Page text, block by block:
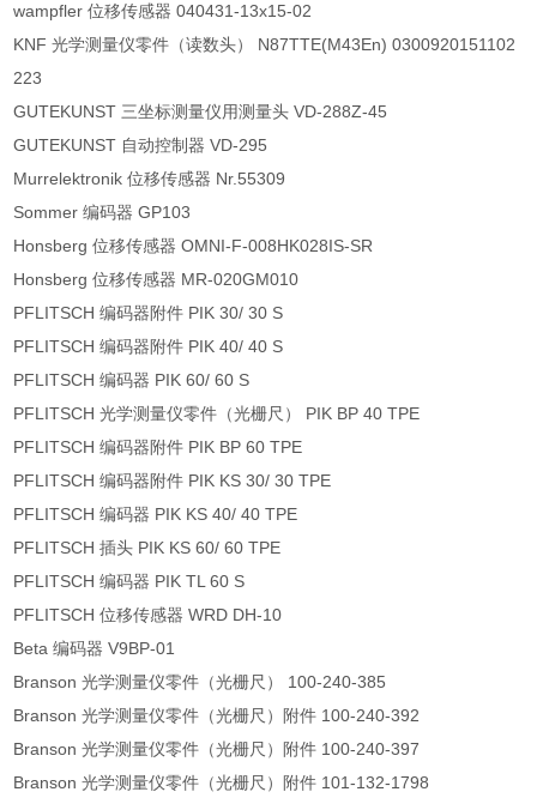
wampfler 位移传感器 040431-13x15-02
KNF 光学测量仪零件（读数头） N87TTE(M43En) 0300920151102
223
GUTEKUNST 三坐标测量仪用测量头 VD-288Z-45
GUTEKUNST 自动控制器 VD-295
Murrelektronik 位移传感器 Nr.55309
Sommer 编码器 GP103
Honsberg 位移传感器 OMNI-F-008HK028IS-SR
Honsberg 位移传感器 MR-020GM010
PFLITSCH 编码器附件 PIK 30/ 30 S
PFLITSCH 编码器附件 PIK 40/ 40 S
PFLITSCH 编码器 PIK 60/ 60 S
PFLITSCH 光学测量仪零件（光栅尺） PIK BP 40 TPE
PFLITSCH 编码器附件 PIK BP 60 TPE
PFLITSCH 编码器附件 PIK KS 30/ 30 TPE
PFLITSCH 编码器 PIK KS 40/ 40 TPE
PFLITSCH 插头 PIK KS 60/ 60 TPE
PFLITSCH 编码器 PIK TL 60 S
PFLITSCH 位移传感器 WRD DH-10
Beta 编码器 V9BP-01
Branson 光学测量仪零件（光栅尺） 100-240-385
Branson 光学测量仪零件（光栅尺）附件 100-240-392
Branson 光学测量仪零件（光栅尺）附件 100-240-397
Branson 光学测量仪零件（光栅尺）附件 101-132-1798